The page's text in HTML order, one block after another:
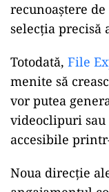
recunoaștere
selecția precisă
Totodată, File
menite să
vor putea
videoclipuri sau
accesibile
Noua direcție